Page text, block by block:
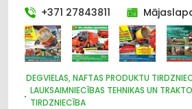
+371 27843811
DEGVIELAS, NAFTAS PRODUKTU
LAUKSAIMNIECĪBAS TEHNIKAS UN
TIRDZNIECĪBA